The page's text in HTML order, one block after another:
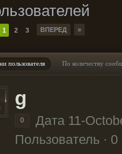
1 2 3 ВПЕРЕД »
пользователя По количеству
g
0
Дата 11-
Пользователь ·